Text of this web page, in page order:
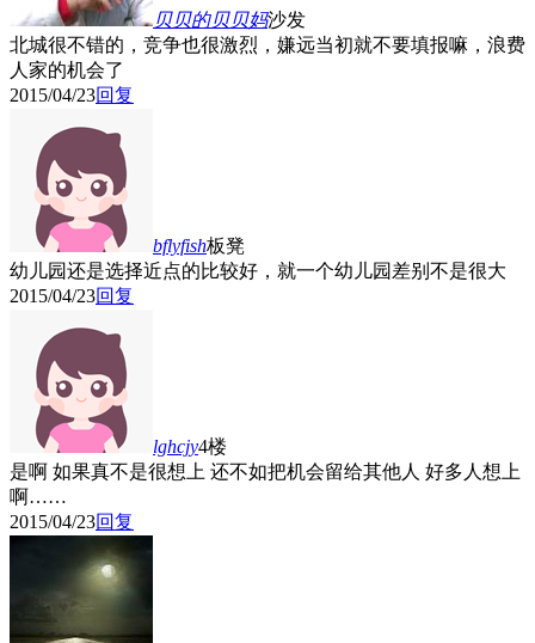
贝贝的贝贝妈沙发
北城很不错的，竞争也很激烈，嫌远当初就不要填报嘛，浪费
人家的机会了
2015/04/23回复
bflyfish板凳
幼儿园还是选择近点的比较好，就一个幼儿园差别不是很大
2015/04/23回复
lghcjy4楼
是啊 如果真不是很想上 还不如把机会留给其他人 好多人想上
啊……
2015/04/23回复